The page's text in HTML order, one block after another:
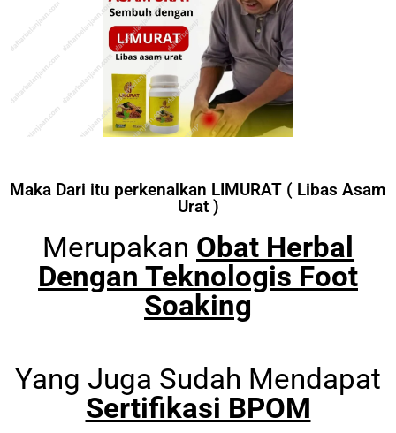
Maka Dari itu perkenalkan LIMURAT ( Libas Asam
Urat )
Merupakan Obat Herbal
Dengan Teknologis Foot
Soaking
Yang Juga Sudah Mendapat
Sertifikasi BPOM